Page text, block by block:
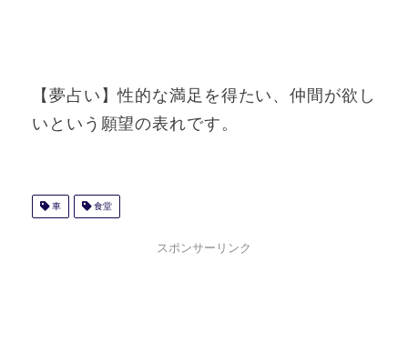
【夢占い】性的な満足を得たい、仲間が欲し
いという願望の表れです。
車 食堂
スポンサーリンク